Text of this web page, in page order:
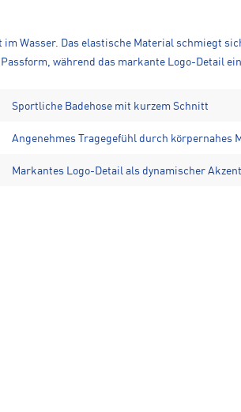
Wasser. Das elastische Material schmiegt
während das markante Logo-Detail
Sportliche Badehose mit kurzem Schnitt
Angenehmes Tragegefühl durch körpernahes
Markantes Logo-Detail als dynamischer Akzent